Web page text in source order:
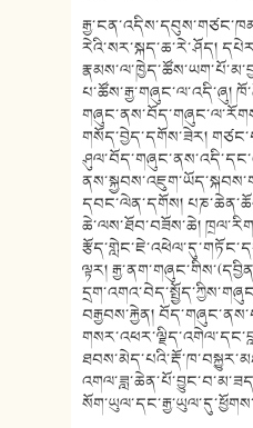
རེའི་སར་སྐད་ཆ་རེ་ཤོད།
པ་ཚོས་རྒྱ་གཞུང་ལ་འདི་ཞུ།
གསོད་བྱེད་དགོས་ཟེར།
དབང་ལེན་དགོས།
ཆེ་ལས་ཐོབ་བཟོས་ཆེ།
ལྟར།
བརྒྱབས་རྐྱེན།